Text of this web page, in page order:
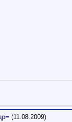
(11.08.2009)